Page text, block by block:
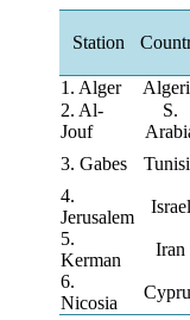
Station
1. Alger
2. Al-
Jouf
S.
3. Gabes
4.
Jerusalem
Israel
5.
Kerman
Iran
6.
Nicosia